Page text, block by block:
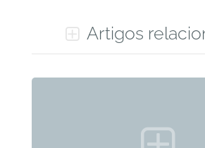
Artigos